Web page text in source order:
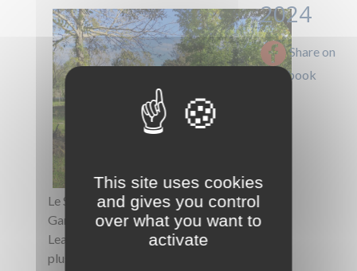
Le Syndicat Mixte des Gorges du
Gardon, dans le cadre du projet
Leader ECOOPACT, a organisé
plusieurs événements en cette fin
2024
Share on
Facebook
This site uses cookies
and gives you control
over what you want to
activate